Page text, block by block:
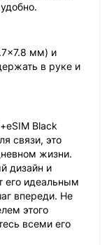
мм) и
в руке и
Black
связи, это
жизни.
дизайн и
его идеальным
впереди. Не
этого
всеми его